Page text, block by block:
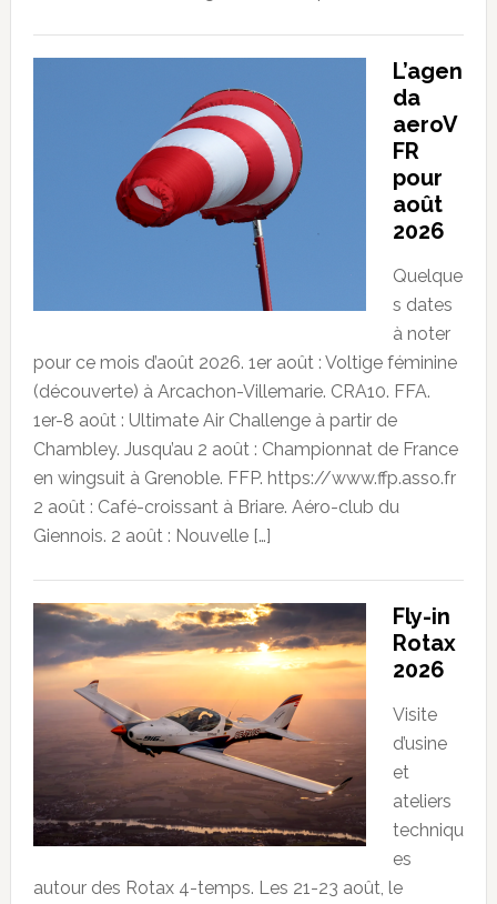
L’agen
da
aeroV
FR
pour
août
2026
Quelque
s dates
à noter
pour ce mois d’août 2026. 1er août : Voltige féminine
(découverte) à Arcachon-Villemarie. CRA10. FFA.
1er-8 août : Ultimate Air Challenge à partir de
Chambley. Jusqu’au 2 août : Championnat de France
en wingsuit à Grenoble. FFP. https://www.ffp.asso.fr
2 août : Café-croissant à Briare. Aéro-club du
Giennois. 2 août : Nouvelle […]
Fly-in
Rotax
2026
Visite
d’usine
et
ateliers
techniqu
es
autour des Rotax 4-temps. Les 21-23 août, le